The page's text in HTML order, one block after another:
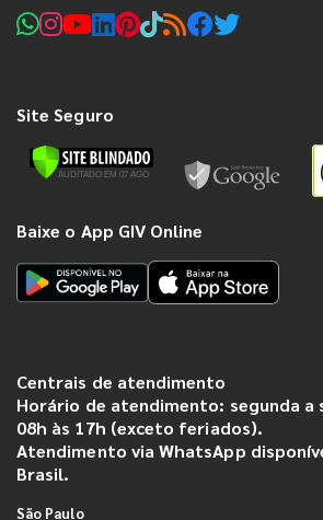
Site Seguro
Baixe o App GIV Online
Centrais de atendimento
Horário de atendimento: segunda
08h às 17h (exceto feriados).
Atendimento via WhatsApp
Brasil.
São Paulo